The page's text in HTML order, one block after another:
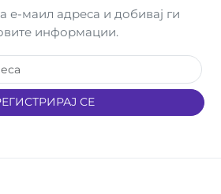
е-маил адреса и добивај ги
информации.
СЕ